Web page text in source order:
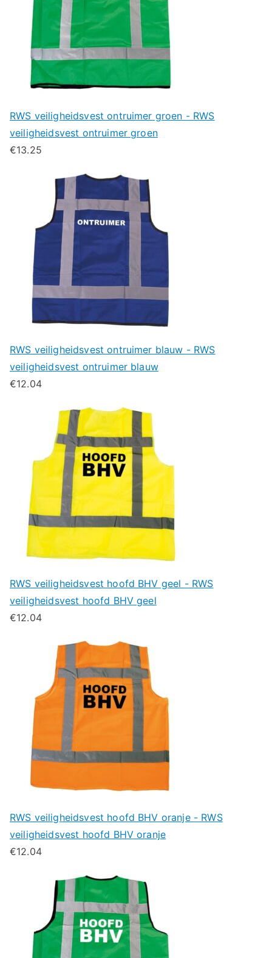
RWS veiligheidsvest ontruimer groen - RWS
veiligheidsvest ontruimer groen
€13.25
RWS veiligheidsvest ontruimer blauw - RWS
veiligheidsvest ontruimer blauw
€12.04
RWS veiligheidsvest hoofd BHV geel - RWS
veiligheidsvest hoofd BHV geel
€12.04
RWS veiligheidsvest hoofd BHV oranje - RWS
veiligheidsvest hoofd BHV oranje
€12.04